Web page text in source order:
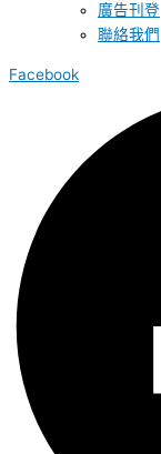
廣告刊登
聯絡我們
Facebook